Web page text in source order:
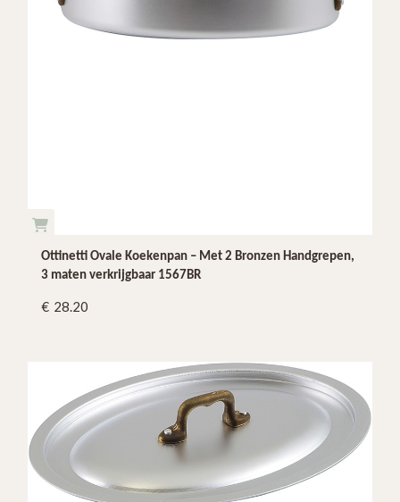
Ottinetti Ovale Koekenpan – Met 2 Bronzen Handgrepen,
3 maten verkrijgbaar 1567BR
28.20